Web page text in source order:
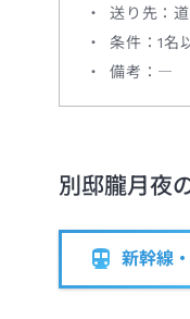
送り先：
条件：1名
備考：―
別邸朧月夜
新幹線